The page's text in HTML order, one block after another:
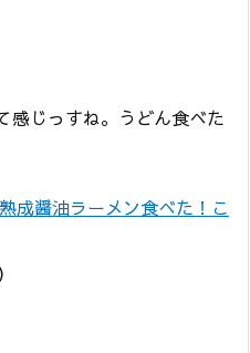
感じっすね。うどん食べた
醤油ラーメン食べた！こ